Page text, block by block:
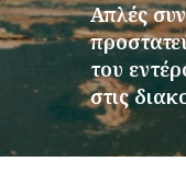
Απλές
του
στις
ΠΕΡΙΣΣΌΤΕΡΑ